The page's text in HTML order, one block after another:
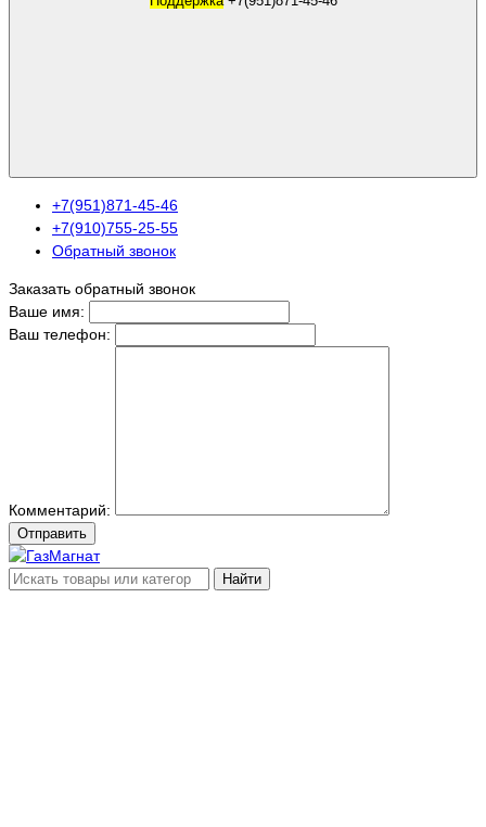
+7(951)871-45-46
+7(910)755-25-55
Обратный звонок
Заказать обратный звонок
Ваше имя:
Ваш телефон:
Комментарий:
Отправить
Найти